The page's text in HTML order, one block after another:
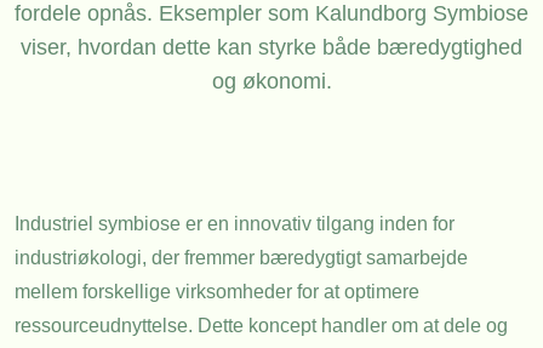
fordele opnås. Eksempler som Kalundborg Symbiose
viser, hvordan dette kan styrke både bæredygtighed
og økonomi.
Industriel symbiose er en innovativ tilgang inden for
industriøkologi, der fremmer bæredygtigt samarbejde
mellem forskellige virksomheder for at optimere
ressourceudnyttelse. Dette koncept handler om at dele og